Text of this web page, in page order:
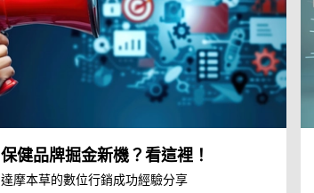
保健品牌掘金新機？看這裡！
達摩本草的數位行銷成功經驗分享